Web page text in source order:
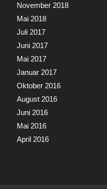
November 2018
Mai 2018
Juli 2017
Juni 2017
Mai 2017
Januar 2017
Oktober 2016
August 2016
Juni 2016
Mai 2016
April 2016